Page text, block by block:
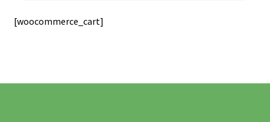
[woocommerce_cart]